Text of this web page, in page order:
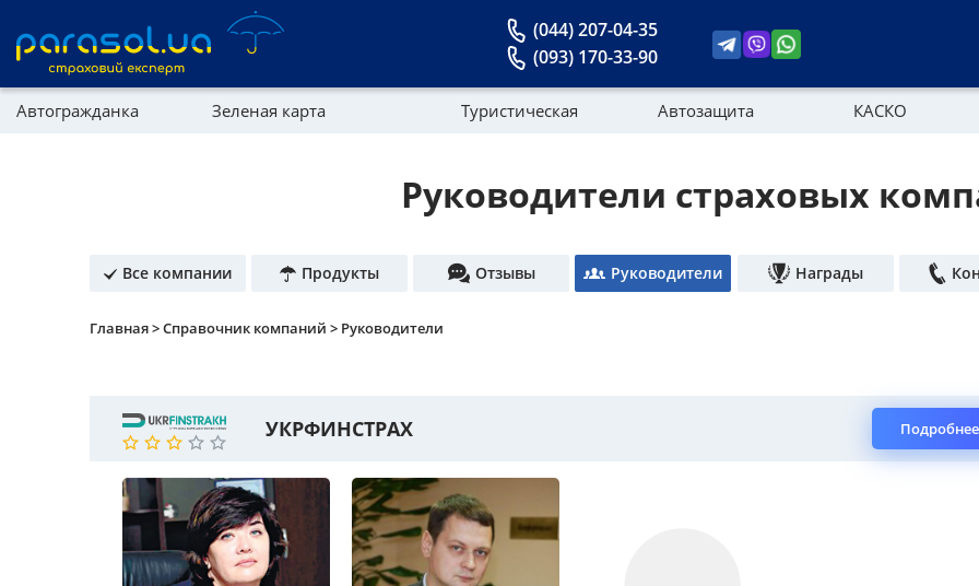
(044) 207-04-35
(093) 170-33-90
Автогражданка Зеленая карта Туристическая Автозащита КАСКО
Новости
Руководители страховых
Все компании Продукты Отзывы Руководители Награды
Главная >Справочник компаний > Руководители
УКРФИНСТРАХ